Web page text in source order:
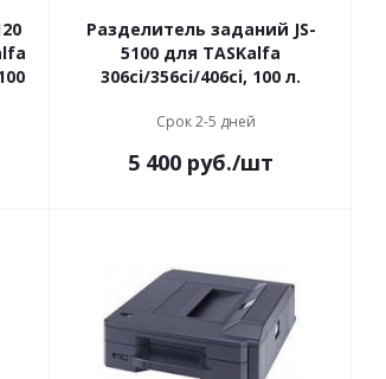
Разделитель заданий JS-
5100 для TASKalfa
306ci/356ci/406ci, 100 л.
Срок 2-5 дней
5 400 руб./шт